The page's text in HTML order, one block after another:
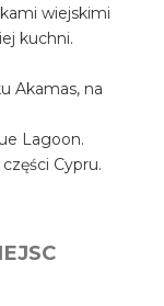
wiejskimi
kuchni.
Akamas, na
Lagoon.
Cypru.